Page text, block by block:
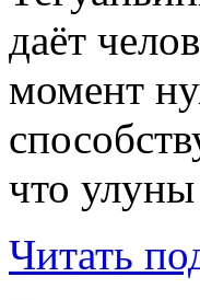
даёт
момент
что
Читать